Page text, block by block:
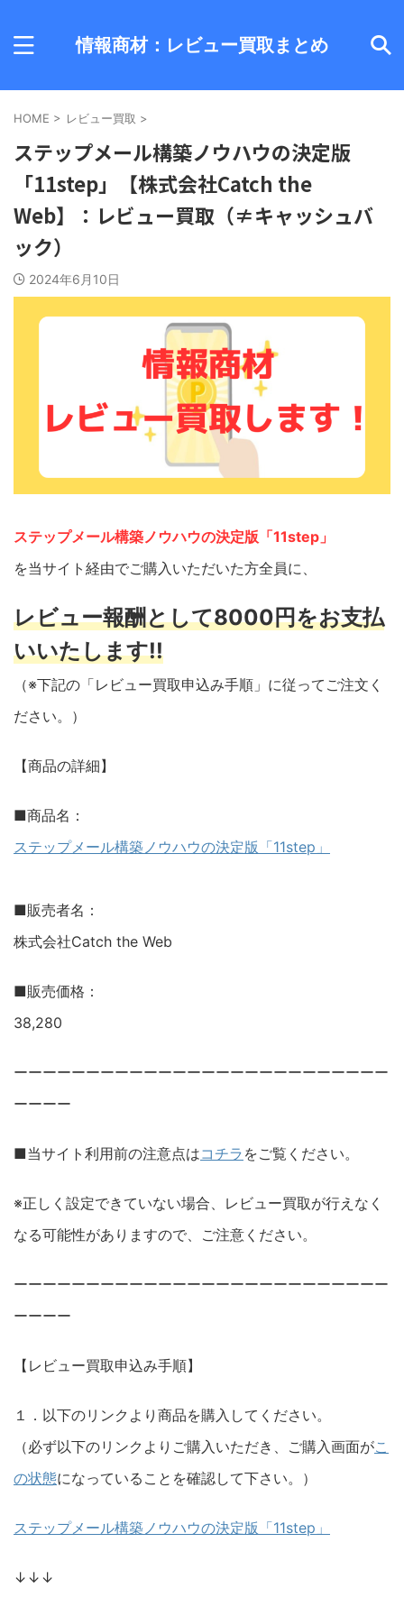
情報商材：レビュー買取まとめ
HOME > レビュー買取 >
ステップメール構築ノウハウの決定版
「11step」【株式会社Catch the
Web】：レビュー買取（≠キャッシュバ
ック）
2024年6月10日
ステップメール構築ノウハウの決定版「11step」
を当サイト経由でご購入いただいた方全員に、
レビュー報酬として8000円をお支払
いいたします!!
（※下記の「レビュー買取申込み手順」に従ってご注文く
ださい。）
【商品の詳細】
■商品名：
ステップメール構築ノウハウの決定版「11step」
■販売者名：
株式会社Catch the Web
■販売価格：
38,280
ーーーーーーーーーーーーーーーーーーーーーーーーーー
ーーーー
■当サイト利用前の注意点はコチラ をご覧ください。
※正しく設定できていない場合、レビュー買取が行えなく
なる可能性がありますので、ご注意ください。
ーーーーーーーーーーーーーーーーーーーーーーーーーー
ーーーー
【レビュー買取申込み手順】
１．以下のリンクより商品を購入してください。
（必ず以下のリンクよりご購入いただき、ご購入画面がこ
の状態になっていることを確認して下さい。）
ステップメール構築ノウハウの決定版「11step」
↓↓↓